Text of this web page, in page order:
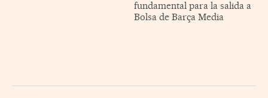
fundamental para la salida a
Bolsa de Barça Media